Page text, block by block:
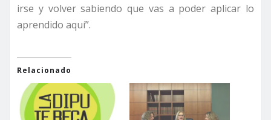
irse y volver sabiendo que vas a poder aplicar lo
aprendido aquí”.
Relacionado